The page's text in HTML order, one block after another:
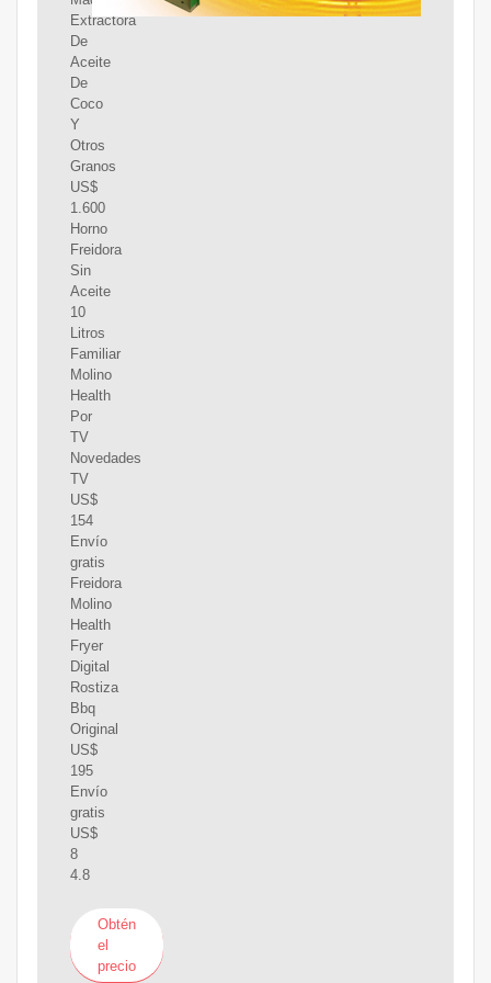
Extractora
De
Aceite
De
Coco
Y
Otros
Granos
US$
1.600
Horno
Freidora
Sin
Aceite
10
Litros
Familiar
Molino
Health
Por
TV
Novedades
TV
US$
154
Envío
gratis
Freidora
Molino
Health
Fryer
Digital
Rostiza
Bbq
Original
US$
195
Envío
gratis
US$
8
4.8
Obtén
el
precio